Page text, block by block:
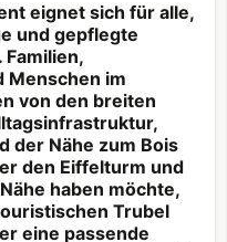
eignet sich für alle,
und gepflegte
Menschen im
von den breiten
der Nähe zum Bois
den Eiffelturm und
haben möchte,
Trubel
eine passende